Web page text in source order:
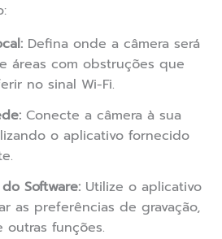
Defina onde a câmera será
áreas com obstruções que
no sinal Wi-Fi.
Conecte a câmera à sua
o aplicativo fornecido
Software: Utilize o aplicativo
as preferências de gravação,
outras funções.